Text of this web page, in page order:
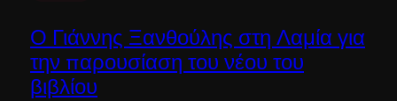
Ο Γιάννης Ξανθούλης στη Λαμία για
την παρουσίαση του νέου του
βιβλίου